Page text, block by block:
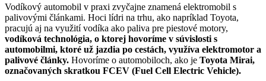
Vodíkový automobil v praxi zvyčajne znamená elektromobil s
palivovými článkami. Hoci lídri na trhu, ako napríklad Toyota,
pracujú aj na využití vodíka ako paliva pre piestové motory,
vodíková technológia, o ktorej hovoríme v súvislosti s
automobilmi, ktoré už jazdia po cestách, využíva elektromotor a
palivové články. Hovoríme o automobiloch, ako je Toyota Mirai,
označovaných skratkou FCEV (Fuel Cell Electric Vehicle).